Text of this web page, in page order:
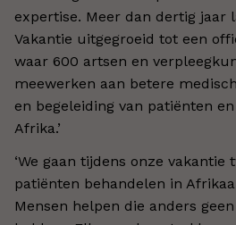
expertise. Meer dan dertig jaar
Vakantie uitgegroeid tot een
waar 600 artsen en
meewerken aan betere
en begeleiding van patiënten
Afrika.’
‘We gaan tijdens onze
patiënten behandelen in
Mensen helpen die anders